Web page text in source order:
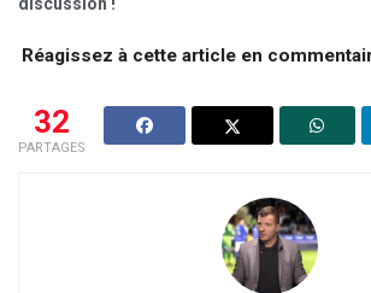
discussion !
Réagissez à cette article en
32
PARTAGES